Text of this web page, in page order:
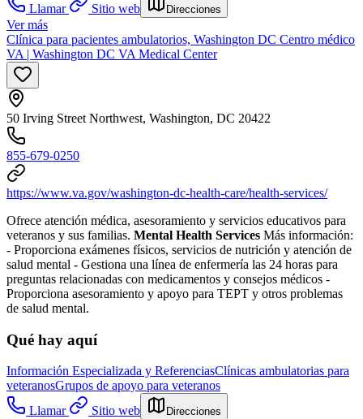
Llamar
Sitio web Direcciones
Ver más
Clínica para pacientes ambulatorios, Washington DC Centro médico
VA | Washington DC VA Medical Center
50 Irving Street Northwest, Washington, DC 20422
855-679-0250
https://www.va.gov/washington-dc-health-care/health-services/
Ofrece atención médica, asesoramiento y servicios educativos para
veteranos y sus familias. Mental Health Services Más información:
- Proporciona exámenes físicos, servicios de nutrición y atención de
salud mental - Gestiona una línea de enfermería las 24 horas para
preguntas relacionadas con medicamentos y consejos médicos -
Proporciona asesoramiento y apoyo para TEPT y otros problemas
de salud mental.
Qué hay aquí
Información Especializada y ReferenciasClínicas ambulatorias para
veteranosGrupos de apoyo para veteranos
Llamar
Sitio web Direcciones